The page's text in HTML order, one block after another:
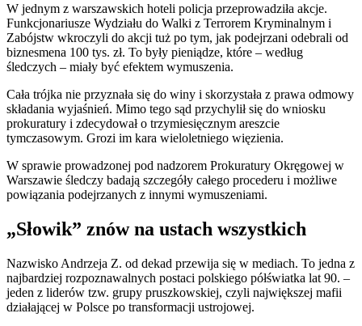
W jednym z warszawskich hoteli policja przeprowadziła akcje.
Funkcjonariusze Wydziału do Walki z Terrorem Kryminalnym i
Zabójstw wkroczyli do akcji tuż po tym, jak podejrzani odebrali od
biznesmena 100 tys. zł. To były pieniądze, które – według
śledczych – miały być efektem wymuszenia.
Cała trójka nie przyznała się do winy i skorzystała z prawa odmowy
składania wyjaśnień. Mimo tego sąd przychylił się do wniosku
prokuratury i zdecydował o trzymiesięcznym areszcie
tymczasowym. Grozi im kara wieloletniego więzienia.
W sprawie prowadzonej pod nadzorem Prokuratury Okręgowej w
Warszawie śledczy badają szczegóły całego procederu i możliwe
powiązania podejrzanych z innymi wymuszeniami.
„Słowik” znów na ustach wszystkich
Nazwisko Andrzeja Z. od dekad przewija się w mediach. To jedna z
najbardziej rozpoznawalnych postaci polskiego półświatka lat 90. –
jeden z liderów tzw. grupy pruszkowskiej, czyli największej mafii
działającej w Polsce po transformacji ustrojowej.